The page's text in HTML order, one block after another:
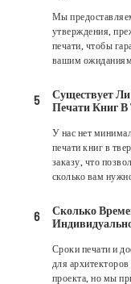
Мы
утверждения,
печати, чтобы
вашим
5
Существует
Печати Книг В
У нас нет
печати книг в
заказу, что
сколько вам
6
Сколько
Сроки печати и
для
проекта, но мы